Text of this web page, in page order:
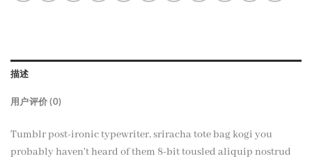
描述
用户评价 (0)
Tumblr post-ironic typewriter, sriracha tote bag kogi you
probably haven't heard of them 8-bit tousled aliquip nostrud